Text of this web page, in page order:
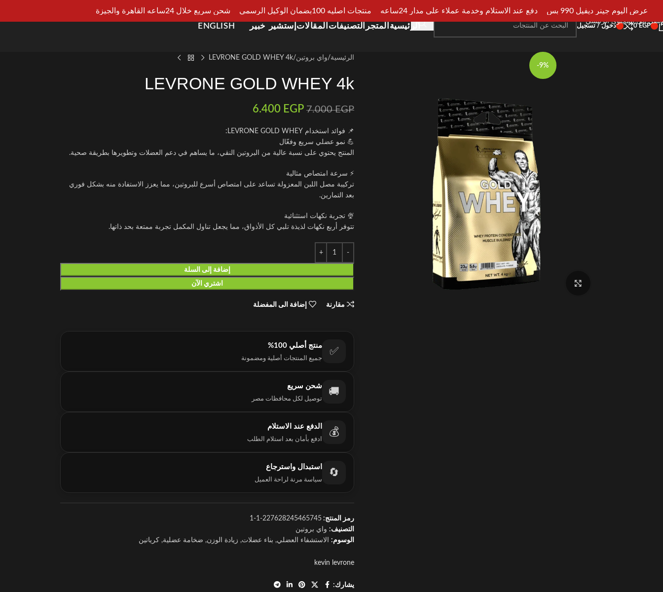
انتقل إلى التنقل
انتقل إلى المحتوى الرئيسي
0EGP دخول / تسجيل الرئيسية المتجر التصنيفات المقالات إستشير خبير ENGLISH
-9%
اضغط للتكبير
الرئيسية واي بروتين LEVRONE GOLD WHEY 4k
LEVRONE GOLD WHEY 4k
7.000EGP
6.400 EGP
📌 فوائد استخدام LEVRONE GOLD WHEY:
💪 نمو عضلي سريع وفعّال
المنتج يحتوي على نسبة عالية من البروتين النقي، ما يساهم في دعم العضلات وتطويرها بطريقة صحية.
⚡ سرعة امتصاص مثالية
تركيبة مصل اللبن المعزولة تساعد على امتصاص أسرع للبروتين، مما يعزز الاستفادة منه بشكل فوري
بعد التمارين.
🍨 تجربة نكهات استثنائية
تتوفر أربع نكهات لذيذة تلبي كل الأذواق، مما يجعل تناول المكمل تجربة ممتعة بحد ذاتها.
إضافة إلى السلة
اشتري الآن
مقارنة إضافة الى المفضلة
✅
منتج أصلي 100%
جميع المنتجات أصلية ومضمونة
🚚
شحن سريع
توصيل لكل محافظات مصر
💰
الدفع عند الاستلام
ادفع بأمان بعد استلام الطلب
🔄
استبدال واسترجاع
سياسة مرنة لراحة العميل
رمز المنتج: 227628245465745-1-1
التصنيف: واي بروتين
الوسوم:
الاستشفاء العضلي, بناء عضلات, زيادة الوزن, ضخامة عضلية, كرياتين
kevin levrone
يشارك:
عرض اليوم جينر ديفيل 990 بس دفع عند الاستلام وخدمة عملاء علي مدار 24ساعه منتجات اصليه 100بضمان الوكيل الرسمي شحن سريع خلال 24ساعه القاهرة والجيزة